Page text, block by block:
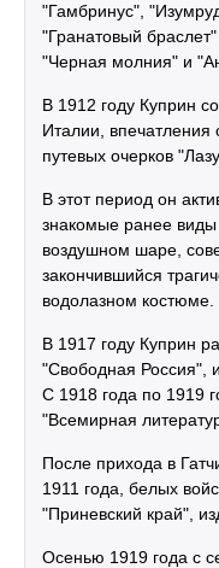
"Гамбринус",
"Гранатовый
"Черная молния" и
В 1912 году Куприн
Италии, впечатления
путевых очерков
В этот период он
знакомые ранее
воздушном шаре,
закончившийся
водолазном костюме.
В 1917 году Куприн
"Свободная Россия",
С 1918 года по 1919
"Всемирная
После прихода в
1911 года, белых
"Приневский край",
Осенью 1919 года с